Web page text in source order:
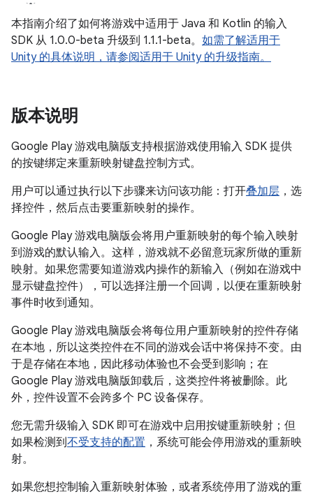
本指南介绍了如何将游戏中适用于 Java 和 Kotlin 的输入
SDK 从 1.0.0-beta 升级到 1.1.1-beta。 如需了解适用于
Unity 的具体说明，请参阅适用于 Unity 的升级指南。
版本说明
Google Play 游戏电脑版支持根据游戏使用输入 SDK 提供
的按键绑定来重新映射键盘控制方式。
用户可以通过执行以下步骤来访问该功能：打开叠加层 ，选
择控件，然后点击要重新映射的操作。
Google Play 游戏电脑版会将用户重新映射的每个输入映射
到游戏的默认输入。这样，游戏就不必留意玩家所做的重新
映射。如果您需要知道游戏内操作的新输入（例如在游戏中
显示键盘控件），可以选择注册一个回调，以便在重新映射
事件时收到通知。
Google Play 游戏电脑版会将每位用户重新映射的控件存储
在本地，所以这类控件在不同的游戏会话中将保持不变。由
于是存储在本地，因此移动体验也不会受到影响；在
Google Play 游戏电脑版卸载后，这类控件将被删除。此
外，控件设置不会跨多个 PC 设备保存。
您无需升级输入 SDK 即可在游戏中启用按键重新映射；但
如果检测到不受支持的配置 ，系统可能会停用游戏的重新映
射。
如果您想控制输入重新映射体验，或者系统停用了游戏的重